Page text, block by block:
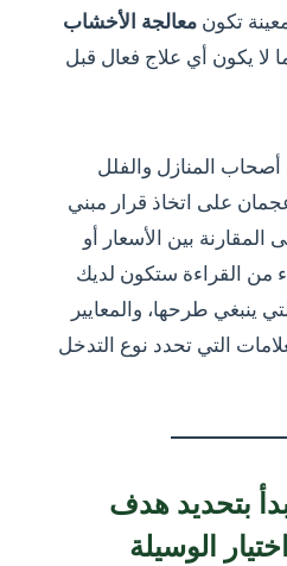
تكون معالجة الأخشاب
لا يكون أي علاج فعال قبل
المنازل والفلل
على اتخاذ قرار مبني
بين الأسعار أو
من القراءة ستكون لديك
ينبغي طرحها، والمعايير
التي تحدد نوع التدخل
بتحديد هدف
الوسيلة